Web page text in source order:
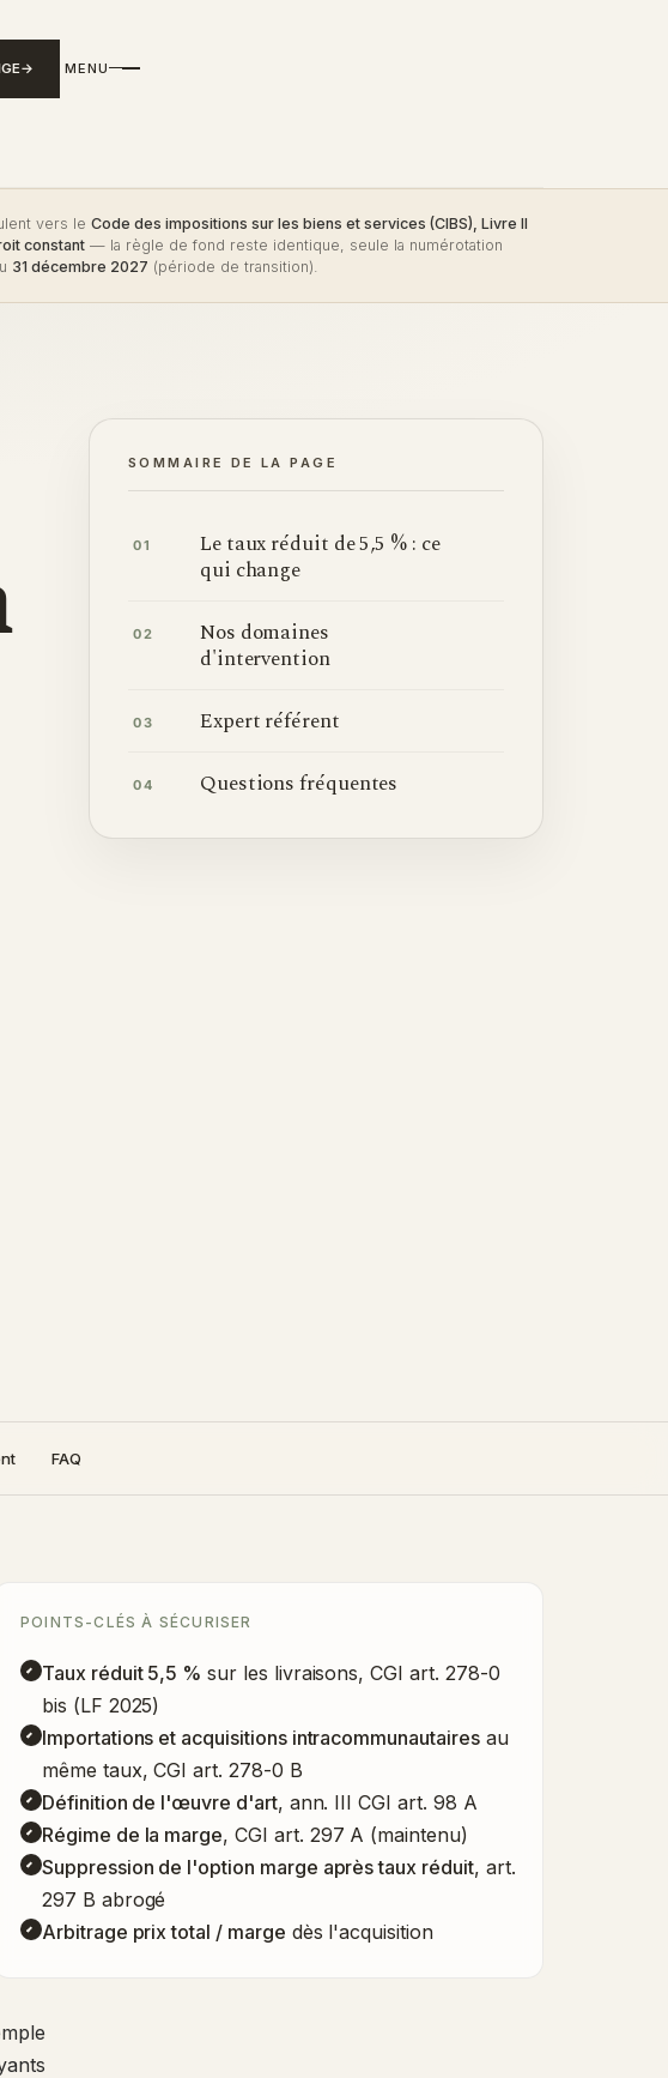
MENU
vers leCode des impositions sur les biens et services (CIBS), Livre II
constant — la règle de fond reste identique, seule la numérotation
31 décembre 2027 (période de transition).
SOMMAIRE DE LA PAGE
01
Le taux réduit de 5,5 % : ce
qui change
02
Nos domaines
d'intervention
03 Expert référent
04 Questions fréquentes
FAQ
POINTS-CLÉS À SÉCURISER
Taux réduit 5,5 % sur les livraisons, CGI art. 278-0
bis (LF 2025)
Importations et acquisitions intracommunautairesau
même taux, CGI art. 278-0 B
Définition de l'œuvre d'art, ann. III CGI art. 98 A
Régime de la marge, CGI art. 297 A (maintenu)
Suppression de l'option marge après taux réduit, art.
297 B abrogé
Arbitrage prix total / marge dès l'acquisition